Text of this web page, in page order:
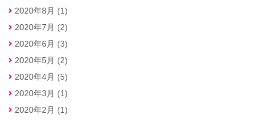
2020年8月 (1)
2020年7月 (2)
2020年6月 (3)
2020年5月 (2)
2020年4月 (5)
2020年3月 (1)
2020年2月 (1)